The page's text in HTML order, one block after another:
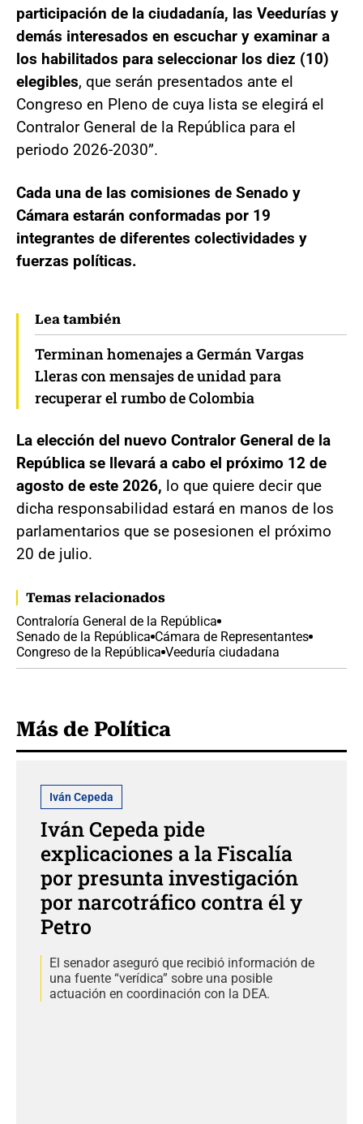
participación de la ciudadanía, las Veedurías y
demás interesados en escuchar y examinar a
los habilitados para seleccionar los diez (10)
elegibles, que serán presentados ante el
Congreso en Pleno de cuya lista se elegirá el
Contralor General de la República para el
periodo 2026-2030”.
Cada una de las comisiones de Senado y
Cámara estarán conformadas por 19
integrantes de diferentes colectividades y
fuerzas políticas.
Lea también
Terminan homenajes a Germán Vargas
Lleras con mensajes de unidad para
recuperar el rumbo de Colombia
La elección del nuevo Contralor General de la
República se llevará a cabo el próximo 12 de
agosto de este 2026, lo que quiere decir que
dicha responsabilidad estará en manos de los
parlamentarios que se posesionen el próximo
20 de julio.
Temas relacionados
Contraloría General de la República
Senado de la República Cámara de Representantes
Congreso de la República Veeduría ciudadana
Más de Política
Iván Cepeda
Iván Cepeda pide
explicaciones a la Fiscalía
por presunta investigación
por narcotráfico contra él y
Petro
El senador aseguró que recibió información de
una fuente “verídica” sobre una posible
actuación en coordinación con la DEA.